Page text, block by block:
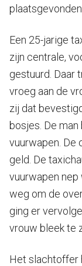
Een 25-jarige
zijn centrale,
gestuurd. Daar
vroeg aan de
zij dat
bosjes. De
vuurwapen. De
geld. De
vuurwapen
weg om de
ging er
vrouw bleek te
Het slachtoffer